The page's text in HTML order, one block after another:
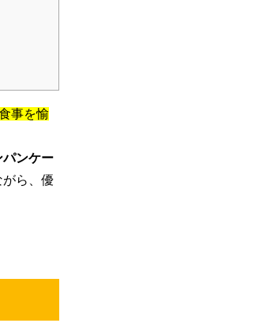
事を愉
パンケー
がら、優